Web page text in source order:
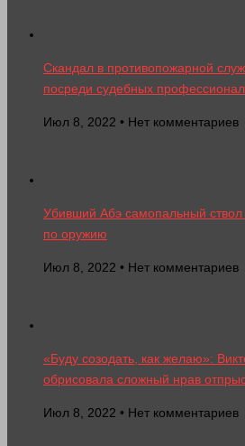
Скандал в противопожарной
посреди судебных
Июл 8, 2022 • Нет комментариев
Убивший Абэ самопальный
по оружию
Июл 8, 2022 • Нет комментариев
«Буду созодать, как желаю»:
обрисовала сложный нрав
Июл 8, 2022 • Нет комментариев